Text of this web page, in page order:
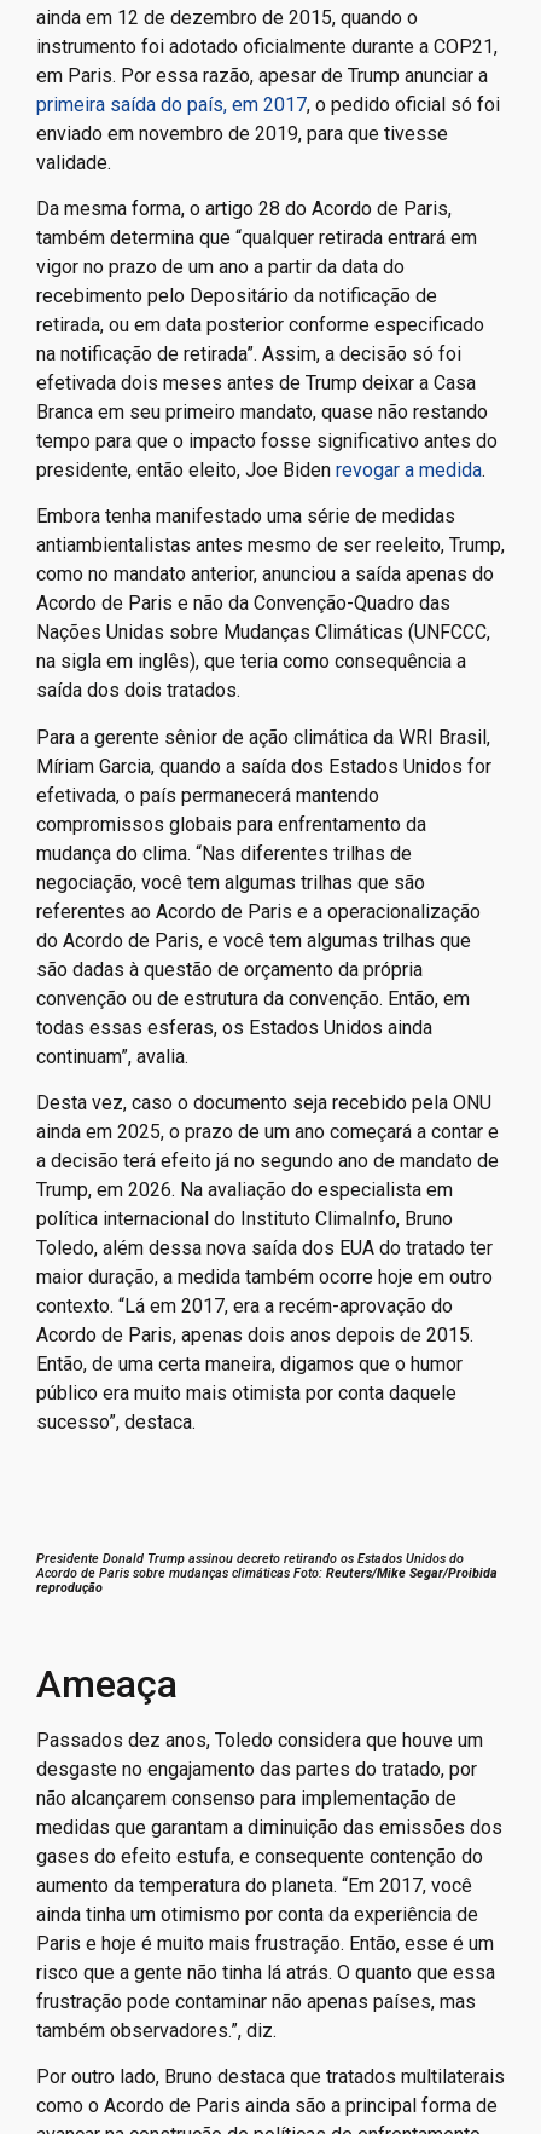
ainda em 12 de dezembro de 2015, quando o
instrumento foi adotado oficialmente durante a COP21,
em Paris. Por essa razão, apesar de Trump anunciar a
primeira saída do país, em 2017, o pedido oficial só foi
enviado em novembro de 2019, para que tivesse
validade.
Da mesma forma, o artigo 28 do Acordo de Paris,
também determina que “qualquer retirada entrará em
vigor no prazo de um ano a partir da data do
recebimento pelo Depositário da notificação de
retirada, ou em data posterior conforme especificado
na notificação de retirada”. Assim, a decisão só foi
efetivada dois meses antes de Trump deixar a Casa
Branca em seu primeiro mandato, quase não restando
tempo para que o impacto fosse significativo antes do
presidente, então eleito, Joe Biden revogar a medida.
Embora tenha manifestado uma série de medidas
antiambientalistas antes mesmo de ser reeleito, Trump,
como no mandato anterior, anunciou a saída apenas do
Acordo de Paris e não da Convenção-Quadro das
Nações Unidas sobre Mudanças Climáticas (UNFCCC,
na sigla em inglês), que teria como consequência a
saída dos dois tratados.
Para a gerente sênior de ação climática da WRI Brasil,
Míriam Garcia, quando a saída dos Estados Unidos for
efetivada, o país permanecerá mantendo
compromissos globais para enfrentamento da
mudança do clima. “Nas diferentes trilhas de
negociação, você tem algumas trilhas que são
referentes ao Acordo de Paris e a operacionalização
do Acordo de Paris, e você tem algumas trilhas que
são dadas à questão de orçamento da própria
convenção ou de estrutura da convenção. Então, em
todas essas esferas, os Estados Unidos ainda
continuam”, avalia.
Desta vez, caso o documento seja recebido pela ONU
ainda em 2025, o prazo de um ano começará a contar e
a decisão terá efeito já no segundo ano de mandato de
Trump, em 2026. Na avaliação do especialista em
política internacional do Instituto ClimaInfo, Bruno
Toledo, além dessa nova saída dos EUA do tratado ter
maior duração, a medida também ocorre hoje em outro
contexto. “Lá em 2017, era a recém-aprovação do
Acordo de Paris, apenas dois anos depois de 2015.
Então, de uma certa maneira, digamos que o humor
público era muito mais otimista por conta daquele
sucesso”, destaca.
Presidente Donald Trump assinou decreto retirando os Estados Unidos do
Acordo de Paris sobre mudanças climáticas Foto:
Ameaça
Passados dez anos, Toledo considera que houve um
desgaste no engajamento das partes do tratado, por
não alcançarem consenso para implementação de
medidas que garantam a diminuição das emissões dos
gases do efeito estufa, e consequente contenção do
aumento da temperatura do planeta. “Em 2017, você
ainda tinha um otimismo por conta da experiência de
risco que a gente não tinha lá atrás. O quanto que essa
frustração pode contaminar não apenas países, mas